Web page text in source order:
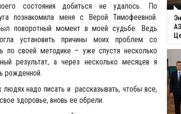
состояния добиться не удалось. По
познакомила меня с Верой Тимофеевной.
поворотный момент в моей судьбе. Ведь
установить причины моих проблем со
по своей методике – уже спустя несколько
результат, а через несколько месяцев я
рожденной.
людях надо писать и рассказывать, чтобы все,
здоровье, вновь ее обрели.